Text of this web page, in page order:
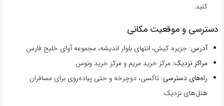
کنید.
دسترسی و موقعیت مکانی
آدرس: جزیره کیش، انتهای بلوار اندیشه، مجموعه آوای خلیج فارس
مراکز نزدیک: مرکز خرید مریم و مرکز خرید ونوس
راه‌های دسترسی: تاکسی، دوچرخه و حتی پیاده‌روی برای مسافران
هتل‌های نزدیک